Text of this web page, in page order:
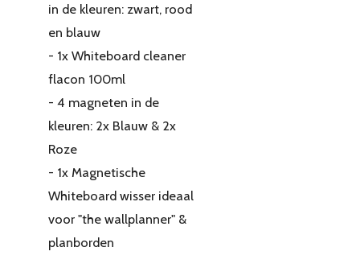
in de kleuren: zwart, rood
en blauw
- 1x Whiteboard cleaner
flacon 100ml
- 4 magneten in de
kleuren: 2x Blauw & 2x
Roze
- 1x Magnetische
Whiteboard wisser ideaal
voor "the wallplanner" &
planborden